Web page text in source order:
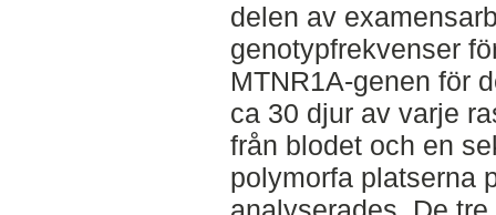
delen av
genotypfrekvenser
MTNR1A-genen för
ca 30 djur av varje
från blodet och en
polymorfa platserna